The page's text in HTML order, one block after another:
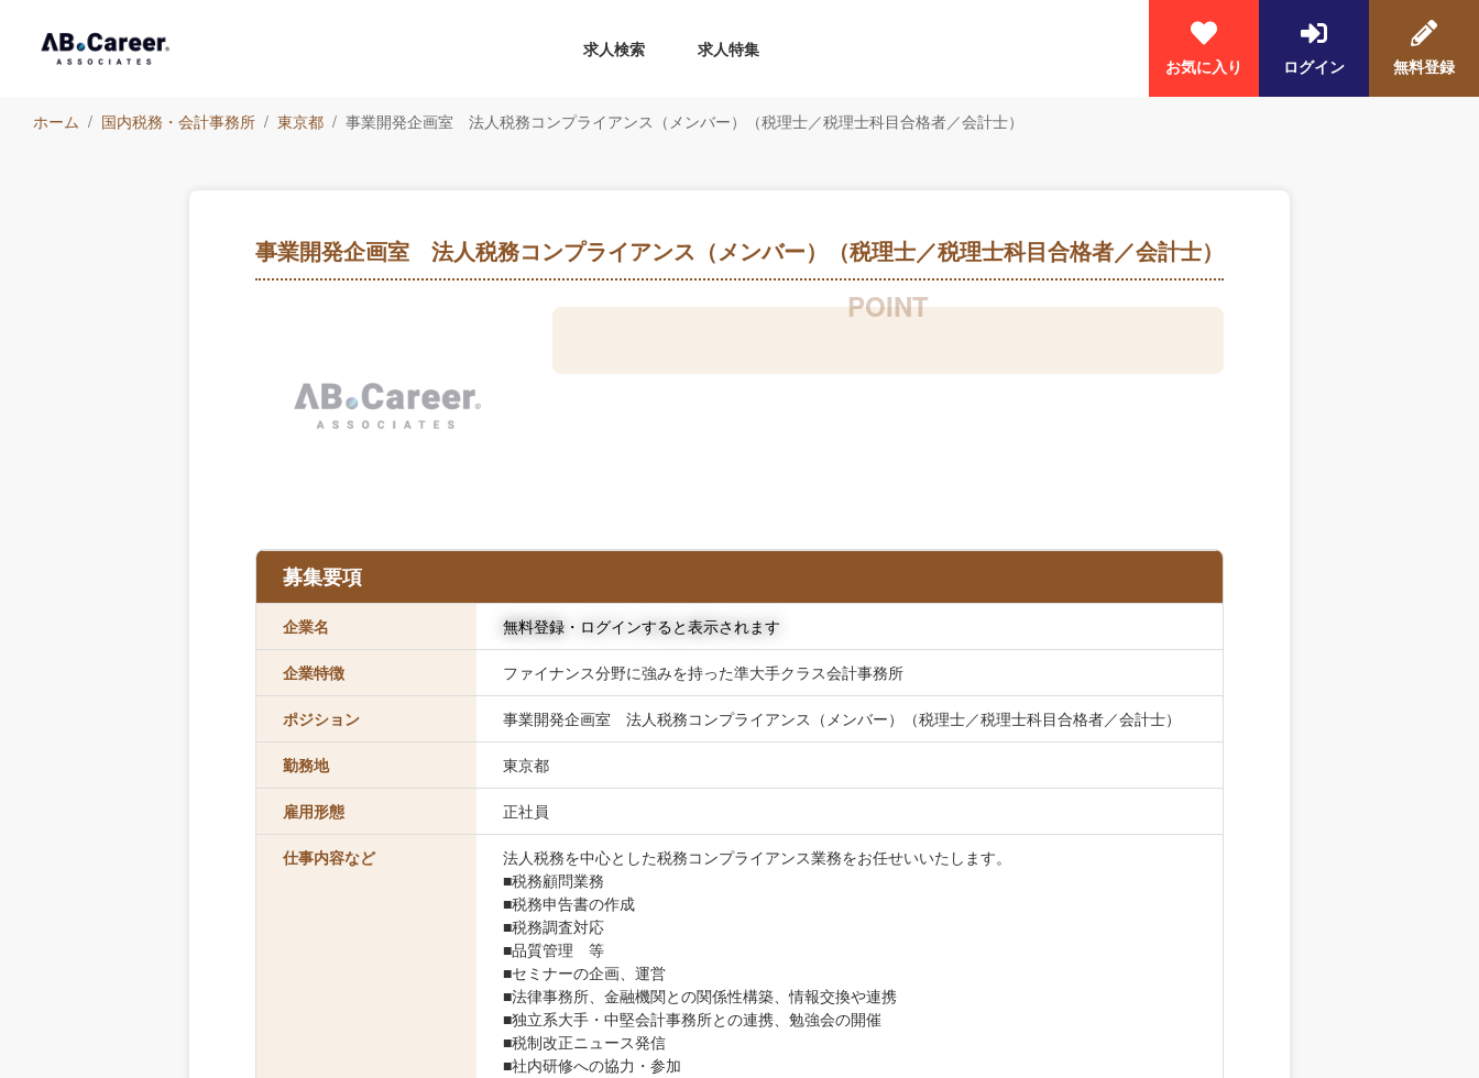
求人検索
求人特集
お気に入り
ログイン 無料登録
ホーム 国内税務・会計事務所 東京都 事業開発企画室 法人税務コンプライアンス（メンバー）（税理士／税理士科目合格者／会計士）
事業開発企画室 法人税務コンプライアンス（メンバー）（税理士／税理士科目合格者／会計士）
募集要項
企業名 無料登録・ログインすると表示されます
企業特徴 ファイナンス分野に強みを持った準大手クラス会計事務所
ポジション 事業開発企画室 法人税務コンプライアンス（メンバー）（税理士／税理士科目合格者／会計士）
勤務地 東京都
雇用形態 正社員
仕事内容など
法人税務を中心とした税務コンプライアンス業務をお任せいいたします。
■税務顧問業務
■税務申告書の作成
■税務調査対応
■品質管理 等
■セミナーの企画、運営
■法律事務所、金融機関との関係性構築、情報交換や連携
■独立系大手・中堅会計事務所との連携、勉強会の開催
■税制改正ニュース発信
■社内研修への協力・参加